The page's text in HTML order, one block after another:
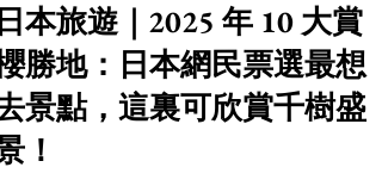
本旅遊｜2025 年 10 大賞
勝地：日本網民票選最想
景點，這裏可欣賞千樹盛
！